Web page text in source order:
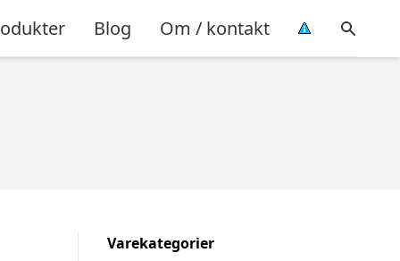
Blog Om / kontakt
Varekategorier